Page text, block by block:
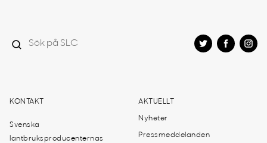
KONTAKT
Svenska
lantbruksproducenternas
AKTUELLT
Nyheter
Pressmeddelanden